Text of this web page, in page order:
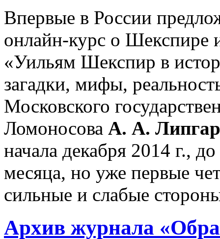
Впервые в России
онлайн-курс о Шекспире
«Уильям Шекспир в
загадки, мифы,
Московского
Ломоносова А. А.
начала декабря 2014 г.,
месяца, но уже первые
сильные и слабые
Архив журнала